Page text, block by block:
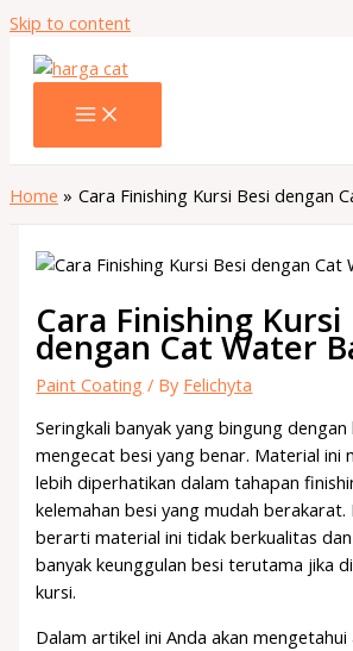
Skip to content
Home Cara Finishing Kursi Besi dengan
Cara Finishing Kursi
dengan Cat Water
Paint Coating / By Felichyta
Seringkali banyak yang bingung
mengecat besi yang benar. Material ini
lebih diperhatikan dalam tahapan
kelemahan besi yang mudah berakarat.
berarti material ini tidak berkualitas
banyak keunggulan besi terutama jika
kursi.
Dalam artikel ini Anda akan mengetahui